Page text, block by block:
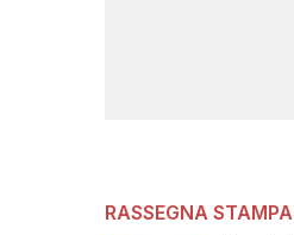
RASSEGNA STAMPA